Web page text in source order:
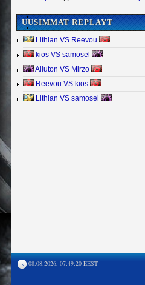
UUSIMMAT REPLAYT
Lithian VS Reevou
kios VS samosel
Alluton VS Mirzo
Reevou VS kios
Lithian VS samosel
08.08.2026, 07:49:20 EEST